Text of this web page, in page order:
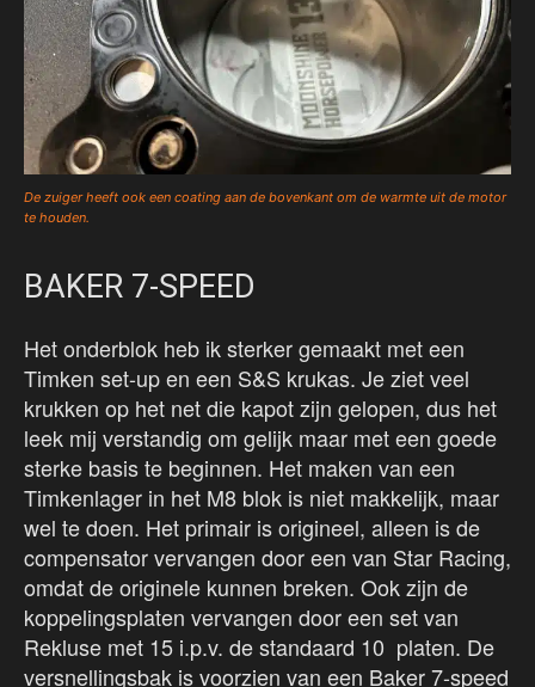
De zuiger heeft ook een coating aan de bovenkant om de warmte uit de motor
te houden.
BAKER 7-SPEED
Het onderblok heb ik sterker gemaakt met een
Timken set-up en een S&S krukas. Je ziet veel
krukken op het net die kapot zijn gelopen, dus het
leek mij verstandig om gelijk maar met een goede
sterke basis te beginnen. Het maken van een
Timkenlager in het M8 blok is niet makkelijk, maar
wel te doen. Het primair is origineel, alleen is de
compensator vervangen door een van Star Racing,
omdat de originele kunnen breken. Ook zijn de
koppelingsplaten vervangen door een set van
Rekluse met 15 i.p.v. de standaard 10 platen. De
versnellingsbak is voorzien van een Baker 7-speed